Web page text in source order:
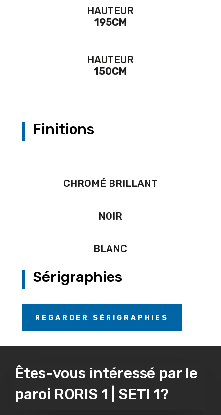
HAUTEUR
195CM
HAUTEUR
150CM
Finitions
CHROMÉ BRILLANT
NOIR
BLANC
Sérigraphies
REGARDER SÉRIGRAPHIES
Êtes-vous intéressé par le
paroi RORIS 1 | SETI 1?